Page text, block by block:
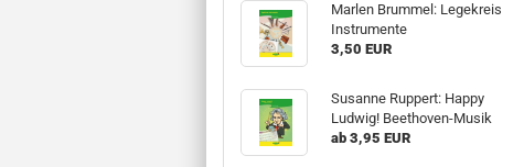
Marlen Brummel: Legekreis
Instrumente
3,50 EUR
Susanne Ruppert: Happy
Ludwig! Beethoven-Musik
ab 3,95 EUR